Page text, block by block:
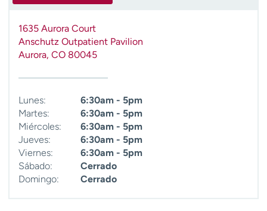
1635 Aurora Court
Anschutz Outpatient Pavilion
Aurora, CO 80045
Lunes:
6:30am - 5pm
Martes:
6:30am - 5pm
Miércoles:
6:30am - 5pm
Jueves:
6:30am - 5pm
Viernes:
6:30am - 5pm
Sábado:
Cerrado
Domingo:
Cerrado